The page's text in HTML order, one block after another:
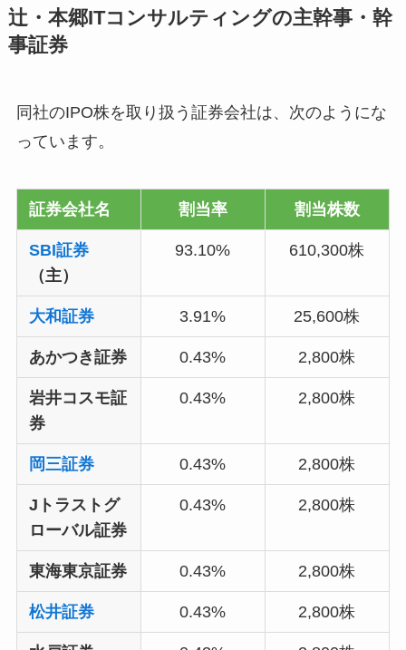
辻・本郷ITコンサルティングの主幹事・幹
事証券
同社のIPO株を取り扱う証券会社は、次のようにな
っています。
証券会社名 割当率 割当株数
SBI証券
（主）
93.10% 610,300株
大和証券 3.91% 25,600株
あかつき証券 0.43% 2,800株
岩井コスモ証
券
0.43% 2,800株
岡三証券 0.43% 2,800株
Jトラストグ
ローバル証券
0.43% 2,800株
東海東京証券 0.43% 2,800株
松井証券 0.43% 2,800株